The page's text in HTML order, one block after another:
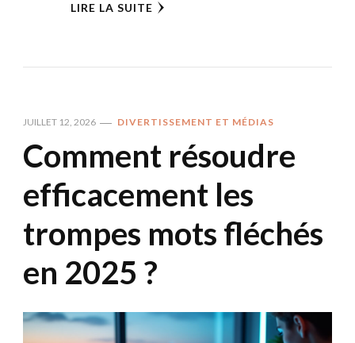
LIRE LA SUITE
JUILLET 12, 2026 DIVERTISSEMENT ET MÉDIAS
Comment résoudre
efficacement les
trompes mots fléchés
en 2025 ?